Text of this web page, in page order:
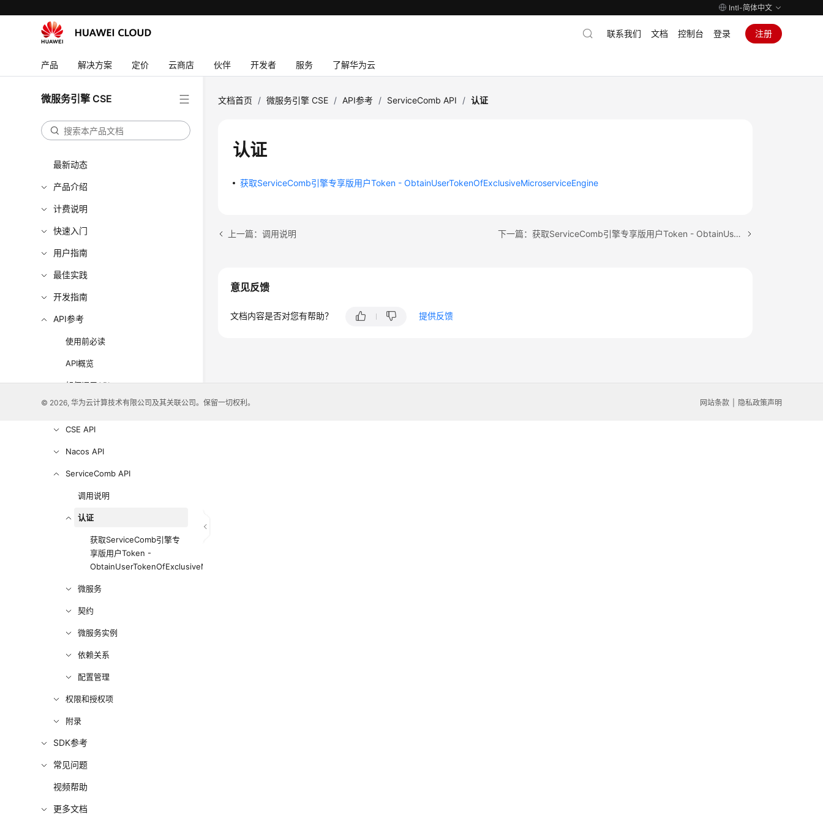
Intl-简体中文
产品 解决方案 定价 云商店 伙伴 开发者 服务 了解华为云
联系我们 文档 控制台 登录 注册
微服务引擎 CSE
最新动态
产品介绍
计费说明
快速入门
用户指南
最佳实践
开发指南
API参考
使用前必读
API概览
如何调用API
应用示例
CSE API
Nacos API
ServiceComb API
调用说明
认证
获取ServiceComb引擎专
享版用户Token -
ObtainUserTokenOfExclusiveMicroserviceEngine
微服务
契约
微服务实例
依赖关系
配置管理
权限和授权项
附录
SDK参考
常见问题
视频帮助
更多文档
文档首页 / 微服务引擎 CSE / API参考 / ServiceComb API / 认证
认证
获取ServiceComb引擎专享版用户Token - ObtainUserTokenOfExclusiveMicroserviceEngine
上一篇：调用说明 下一篇：获取ServiceComb引擎专享版用户Token - ObtainUserTokenOfExclusiveMicroserviceEngine
意见反馈
文档内容是否对您有帮助？ 提供反馈
© 2026, 华为云计算技术有限公司及其关联公司。保留一切权利。 网站条款 隐私政策声明